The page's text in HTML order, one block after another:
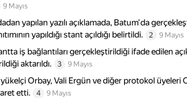
9 Mayıs
yapılan yazılı açıklamada, Batum'da
yapıldığı stant açıldığı belirtildi.
2 9 Mayıs
iş bağlantıları gerçekleştirildiği ifade edilen
aktarıldı.
3 9 Mayıs
Orbay, Vali Ergün ve diğer protokol üyeleri
etti.
4 9 Mayıs